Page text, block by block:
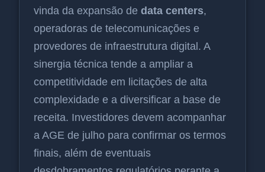
vinda da expansão de data centers,
operadoras de telecomunicações e
provedores de infraestrutura digital. A
sinergia técnica tende a ampliar a
competitividade em licitações de alta
complexidade e a diversificar a base de
receita. Investidores devem acompanhar
a AGE de julho para confirmar os termos
finais, além de eventuais